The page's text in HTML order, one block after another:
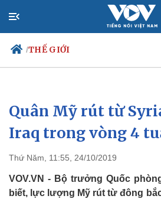
/THẾ GIỚI
Chính trị
Đảng
Tổ chức nhân sự
Nhận diện sự thật
Xã
Tin
Dự
Việc
Quân Mỹ rút từ
Iraq trong vòng 4
Thứ Năm, 11:55, 24/10/2019
VOV.VN - Bộ trưởng Quốc
biết, lực lượng Mỹ rút từ đông